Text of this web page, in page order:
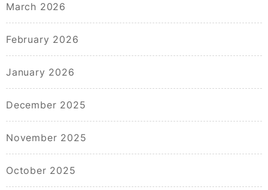
March 2026
February 2026
January 2026
December 2025
November 2025
October 2025